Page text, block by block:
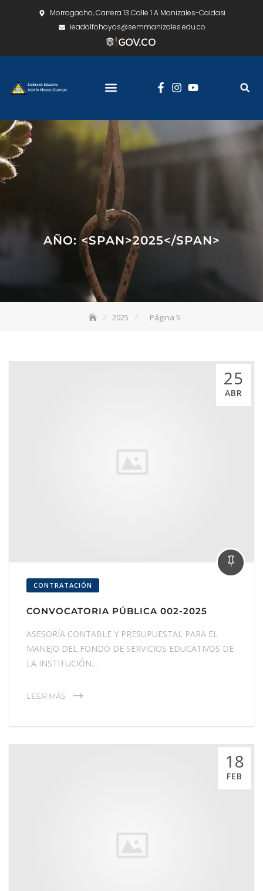
Morrogacho, Carrera 13 Calle 1 A Manizales-Caldas
ieadolfohoyos@semmanizales.edu.co
AÑO: <SPAN>2025</SPAN>
2025 Página 5
25
ABR
CONTRATACIÓN
CONVOCATORIA PÚBLICA 002-2025
ASESORÍA CONTABLE Y PRESUPUESTAL PARA EL
MANEJO DEL FONDO DE SERVICIOS EDUCATIVOS DE
LA INSTITUCIÓN…
LEER MÁS
18
FEB